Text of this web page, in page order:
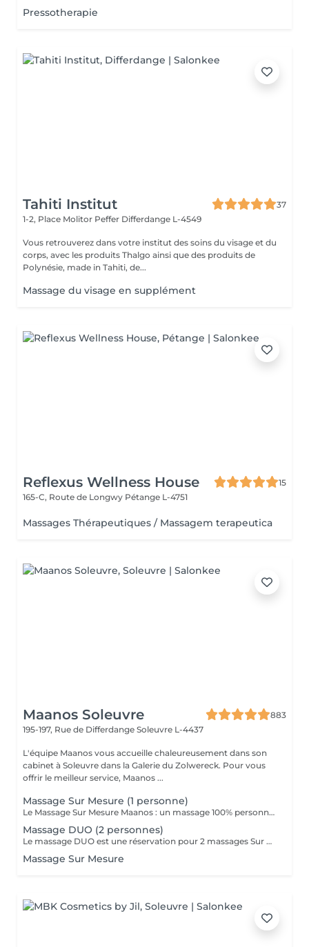
Pressotherapie
Tahiti Institut
37
1-2, Place Molitor Peffer Differdange L-4549
Vous retrouverez dans votre institut des soins du visage et du
corps, avec les produits Thalgo ainsi que des produits de
Polynésie, made in Tahiti, de...
Massage du visage en supplément
Reflexus Wellness House
15
165-C, Route de Longwy Pétange L-4751
Massages Thérapeutiques / Massagem terapeutica
Maanos Soleuvre
883
195-197, Rue de Differdange Soleuvre L-4437
L'équipe Maanos vous accueille chaleureusement dans son
cabinet à Soleuvre dans la Galerie du Zolwereck. Pour vous
offrir le meilleur service, Maanos ...
Massage Sur Mesure (1 personne)
Le Massage Sur Mesure Maanos : un massage 100% personnalisé en fonction de vos besoins et de vos envies !
Massage DUO (2 personnes)
Le massage DUO est une réservation pour 2 massages Sur Mesure, en même temps dans la même cabine. Les 2 personnes pourront personnaliser leurs massages en fonction de leurs envies. Possibilité de demander 2 cabines séparées en arrivant sur place.
Massage Sur Mesure